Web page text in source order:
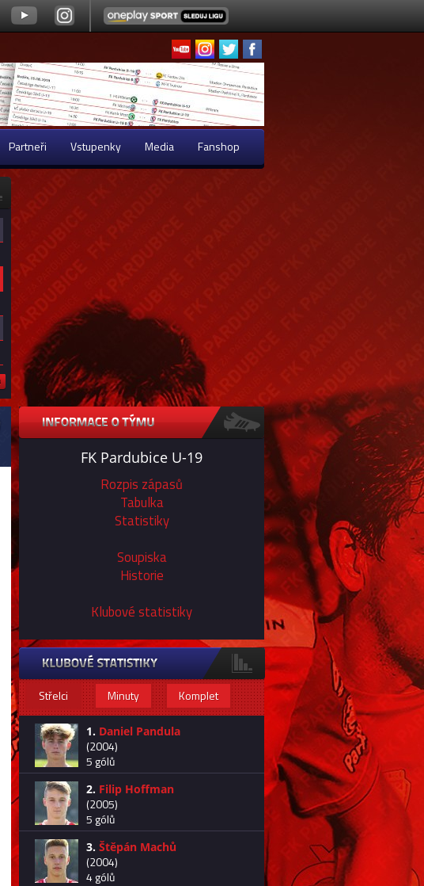
Partneři Vstupenky Media Fanshop
FK Pardubice U-19
Rozpis zápasů
Tabulka
Statistiky
Soupiska
Historie
Klubové statistiky
Střelci Minuty Komplet
1. Daniel Pandula
(2004)
5 gólů
2. Filip Hoffman
(2005)
5 gólů
3. Štěpán Machů
(2004)
4 gólů